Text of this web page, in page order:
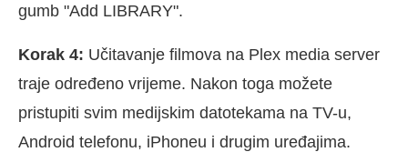
gumb "Add LIBRARY".
Korak 4: Učitavanje filmova na Plex media server
traje određeno vrijeme. Nakon toga možete
pristupiti svim medijskim datotekama na TV-u,
Android telefonu, iPhoneu i drugim uređajima.